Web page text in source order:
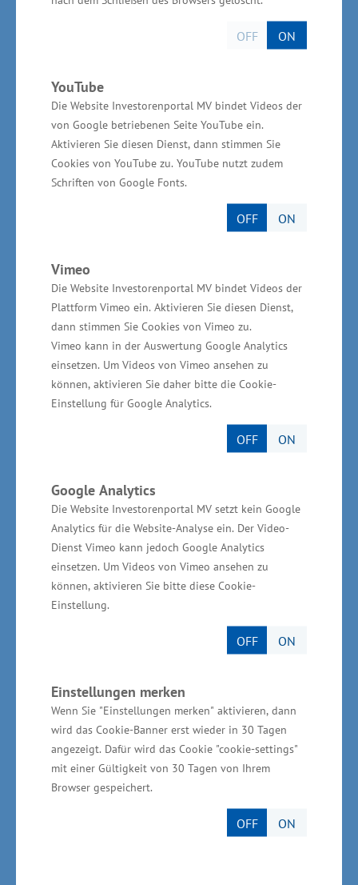
OFF ON
YouTube
Die Website Investorenportal MV bindet Videos der
von Google betriebenen Seite YouTube ein.
Aktivieren Sie diesen Dienst, dann stimmen Sie
Cookies von YouTube zu. YouTube nutzt zudem
Schriften von Google Fonts.
OFF ON
Vimeo
Die Website Investorenportal MV bindet Videos der
Plattform Vimeo ein. Aktivieren Sie diesen Dienst,
dann stimmen Sie Cookies von Vimeo zu.
Vimeo kann in der Auswertung Google Analytics
einsetzen. Um Videos von Vimeo ansehen zu
können, aktivieren Sie daher bitte die Cookie-
Einstellung für Google Analytics.
OFF ON
Google Analytics
Die Website Investorenportal MV setzt kein Google
Analytics für die Website-Analyse ein. Der Video-
Dienst Vimeo kann jedoch Google Analytics
einsetzen. Um Videos von Vimeo ansehen zu
können, aktivieren Sie bitte diese Cookie-
Einstellung.
OFF ON
Einstellungen merken
Wenn Sie "Einstellungen merken" aktivieren, dann
wird das Cookie-Banner erst wieder in 30 Tagen
angezeigt. Dafür wird das Cookie "cookie-settings"
mit einer Gültigkeit von 30 Tagen von Ihrem
Browser gespeichert.
OFF ON
150.000 Beschäftige in der
Innovationen nötig
„Existenzgründungen sind die Grundlage für
das Voranbringen von Innovationen für die
heimische Wirtschaft. Umso wichtiger ist es,
Unternehmen bei der Umsetzung von neuen,
Gesundheitswirtschaft Mecklenburg-
Vorpommerns hat großes Potential, Lösungen
für die anstehenden
Versorgungsherausforderungen zu entwickeln
und nachhaltig wirtschaftliche Erfolge zu
generieren“ machte Glawe deutlich.
Mittlerweile sind 150.000 Beschäftigte in der
Gesundheitswirtschaft Mecklenburg-
Vorpommerns tätig. „Jeder 5. Erwerbstätige
arbeitet in dieser Branche – damit steht
Mecklenburg-Vorpommern bisher weiterhin an
der Spitze deutschlandweit. Es gibt bisher in
keinem anderen Bundesland einen derart
hohen Beschäftigtenanteil. Mit einem Anteil an
der Bruttowertschöpfung der Gesamtwirtschaft
von 15 Prozent erweist sich die
Gesundheitswirtschaft als ein Motor der
Unterstützung für die Branche –
Ideenwettbewerb und Förderung
von Forschung, Entwicklung und